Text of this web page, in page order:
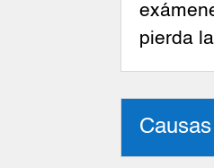
pierda
Causas